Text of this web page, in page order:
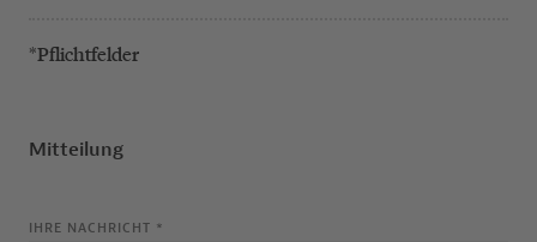
*Pflichtfelder
Mitteilung
IHRE NACHRICHT *